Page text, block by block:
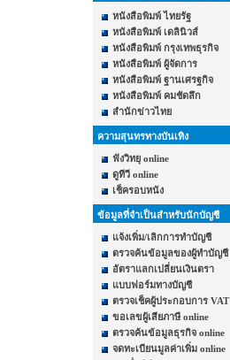
หนังสือพิมพ์ ไทยรัฐ
หนังสือพิมพ์ เดลินิวส์
หนังสือพิมพ์ กรุงเทพธุรกิจ
หนังสือพิมพ์ ผู้จัดการ
หนังสือพิมพ์ ฐานเศรฐกิจ
หนังสือพิมพ์ คมชัดลึก
สำนักข่าวไทย
ความสุนทรทางบันเทิง
ฟังวิทยุ online
ดูทีวี online
เช็ครอบหนัง
ข้อมูลที่จำเป็นสำหรับนักบัญชี
แจ้งเพิ่ม/เลิกการทำบัญชี
ตรวจค้นข้อมูลของผู้ทำบัญชี
อัตราแลกเปลี่ยนเงินตรา
แบบฟอร์มทางบัญชี
ตรวจเช็คผู้ประกอบการ VAT
ขอเลขผู้เสียภาษี online
ตรวจค้นข้อมูลธุรกิจ online
จดทะเบียนมูลค่าเพิ่ม online